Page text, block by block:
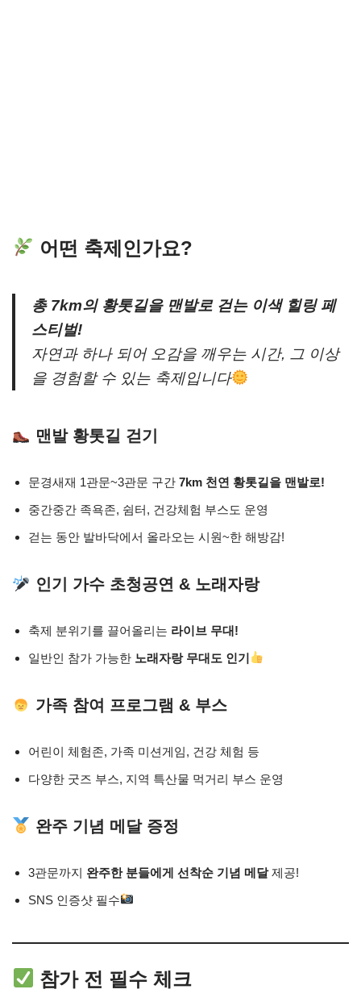
어떤 축제인가요?
총 7km의 황톳길을 맨발로 걷는 이색 힐링 페
스티벌!
자연과 하나 되어 오감을 깨우는 시간, 그 이상
을 경험할 수 있는 축제입니다
맨발 황톳길 걷기
문경새재 1관문~3관문 구간 7km 천연 황톳길을 맨발로!
중간중간 족욕존, 쉼터, 건강체험 부스도 운영
걷는 동안 발바닥에서 올라오는 시원~한 해방감!
인기 가수 초청공연 & 노래자랑
축제 분위기를 끌어올리는 라이브 무대!
일반인 참가 가능한 노래자랑 무대도 인기
가족 참여 프로그램 & 부스
어린이 체험존, 가족 미션게임, 건강 체험 등
다양한 굿즈 부스, 지역 특산물 먹거리 부스 운영
완주 기념 메달 증정
3관문까지 완주한 분들에게 선착순 기념 메달제공!
SNS 인증샷 필수
참가 전 필수 체크